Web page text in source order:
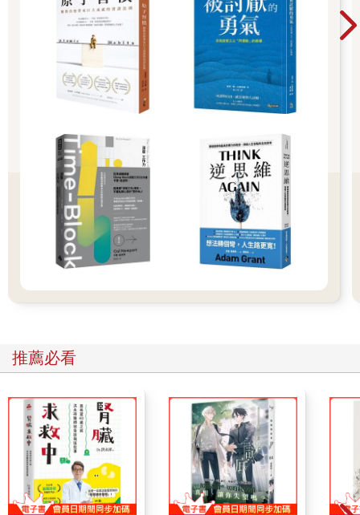
關鍵詞與腳本清單（第三章）可以貼在冰箱上、告示板上，也可
以貼在你的記事本、浴室鏡子上、教師辦公室、或貼在你的電腦
其他視覺提示則可以幫助你（和孩子）在困難時刻，操作可用的
策略。請讓這些視覺提示隨手可得，因為在最難嘗試新方法的時
刻，這些提醒可以立即提供的幫助。
（Putting It into Action）都包含了實際練習，
如何使用這本書
基本觀念
全書綜覽
執行功能綜覽
瞭解自閉症類群孩子的挑戰所在，以及如何向
他人解釋自閉症類群。
瞭解執行功能、同理孩子的掙扎、認識在不同
情境中所呈現的困難是如何發生的，並促進更
第二、三、
在日常生活中運用腳本與詞彙的實際案例
視覺提示的好點子
第六章 八個常見問題的配套措施與行動方案
讓「達成目標不卡住！」 成為一種生活方式
請將這本書與其中的詞彙分享給會和孩子互動的其他大人們，包
推薦必看